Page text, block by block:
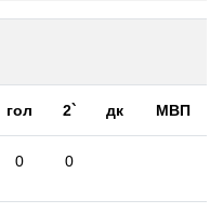
гол 2` дк МВП
0 0